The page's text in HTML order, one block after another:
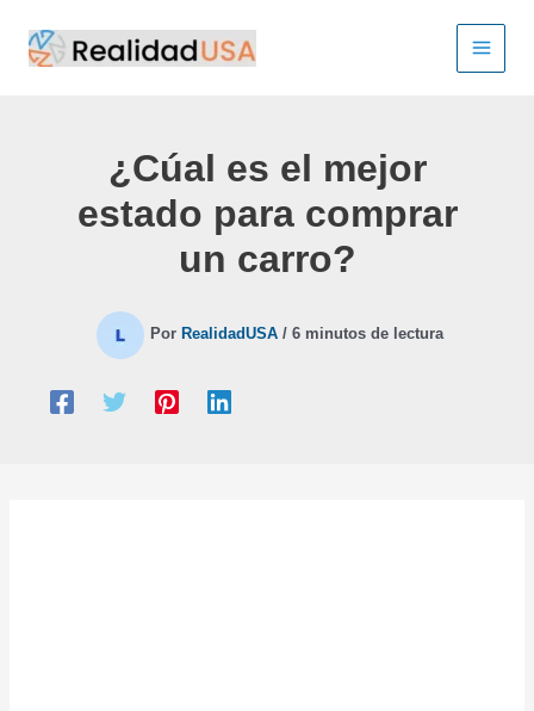
contenido
¿Cúal es el mejor
estado para comprar
un carro?
Por RealidadUSA / 6 minutos de lectura